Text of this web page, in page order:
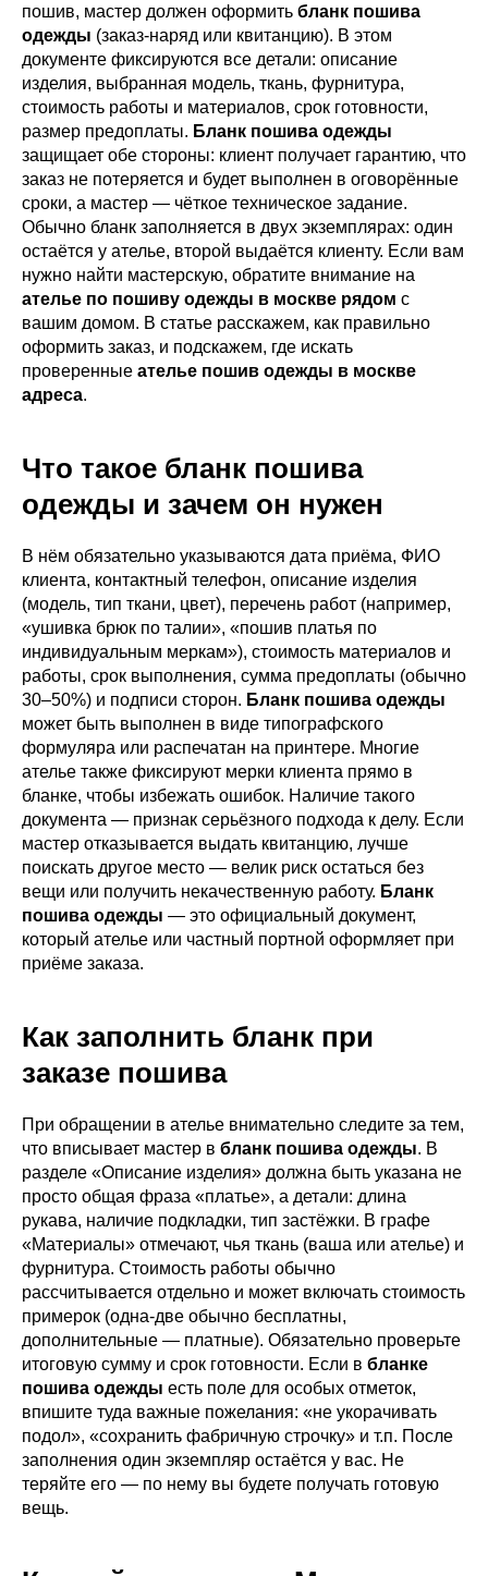
пошив, мастер должен оформить бланк пошива
одежды (заказ-наряд или квитанцию). В этом
документе фиксируются все детали: описание
изделия, выбранная модель, ткань, фурнитура,
стоимость работы и материалов, срок готовности,
размер предоплаты. Бланк пошива одежды
защищает обе стороны: клиент получает гарантию, что
заказ не потеряется и будет выполнен в оговорённые
сроки, а мастер — чёткое техническое задание.
Обычно бланк заполняется в двух экземплярах: один
остаётся у ателье, второй выдаётся клиенту. Если вам
нужно найти мастерскую, обратите внимание на
ателье по пошиву одежды в москве рядом с
вашим домом. В статье расскажем, как правильно
оформить заказ, и подскажем, где искать
проверенные ателье пошив одежды в москве
адреса.
Что такое бланк пошива
одежды и зачем он нужен
В нём обязательно указываются дата приёма, ФИО
клиента, контактный телефон, описание изделия
(модель, тип ткани, цвет), перечень работ (например,
«ушивка брюк по талии», «пошив платья по
индивидуальным меркам»), стоимость материалов и
работы, срок выполнения, сумма предоплаты (обычно
30–50%) и подписи сторон. Бланк пошива одежды
может быть выполнен в виде типографского
формуляра или распечатан на принтере. Многие
ателье также фиксируют мерки клиента прямо в
бланке, чтобы избежать ошибок. Наличие такого
документа — признак серьёзного подхода к делу. Если
мастер отказывается выдать квитанцию, лучше
поискать другое место — велик риск остаться без
вещи или получить некачественную работу. Бланк
пошива одежды — это официальный документ,
который ателье или частный портной оформляет при
приёме заказа.
Как заполнить бланк при
заказе пошива
При обращении в ателье внимательно следите за тем,
что вписывает мастер в бланк пошива одежды. В
разделе «Описание изделия» должна быть указана не
просто общая фраза «платье», а детали: длина
рукава, наличие подкладки, тип застёжки. В графе
«Материалы» отмечают, чья ткань (ваша или ателье) и
фурнитура. Стоимость работы обычно
рассчитывается отдельно и может включать стоимость
примерок (одна-две обычно бесплатны,
дополнительные — платные). Обязательно проверьте
итоговую сумму и срок готовности. Если в бланке
пошива одежды есть поле для особых отметок,
впишите туда важные пожелания: «не укорачивать
подол», «сохранить фабричную строчку» и т.п. После
заполнения один экземпляр остаётся у вас. Не
теряйте его — по нему вы будете получать готовую
вещь.